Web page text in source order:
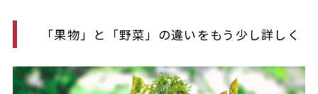
「果物」と「野菜」の違いをもう少し詳しく